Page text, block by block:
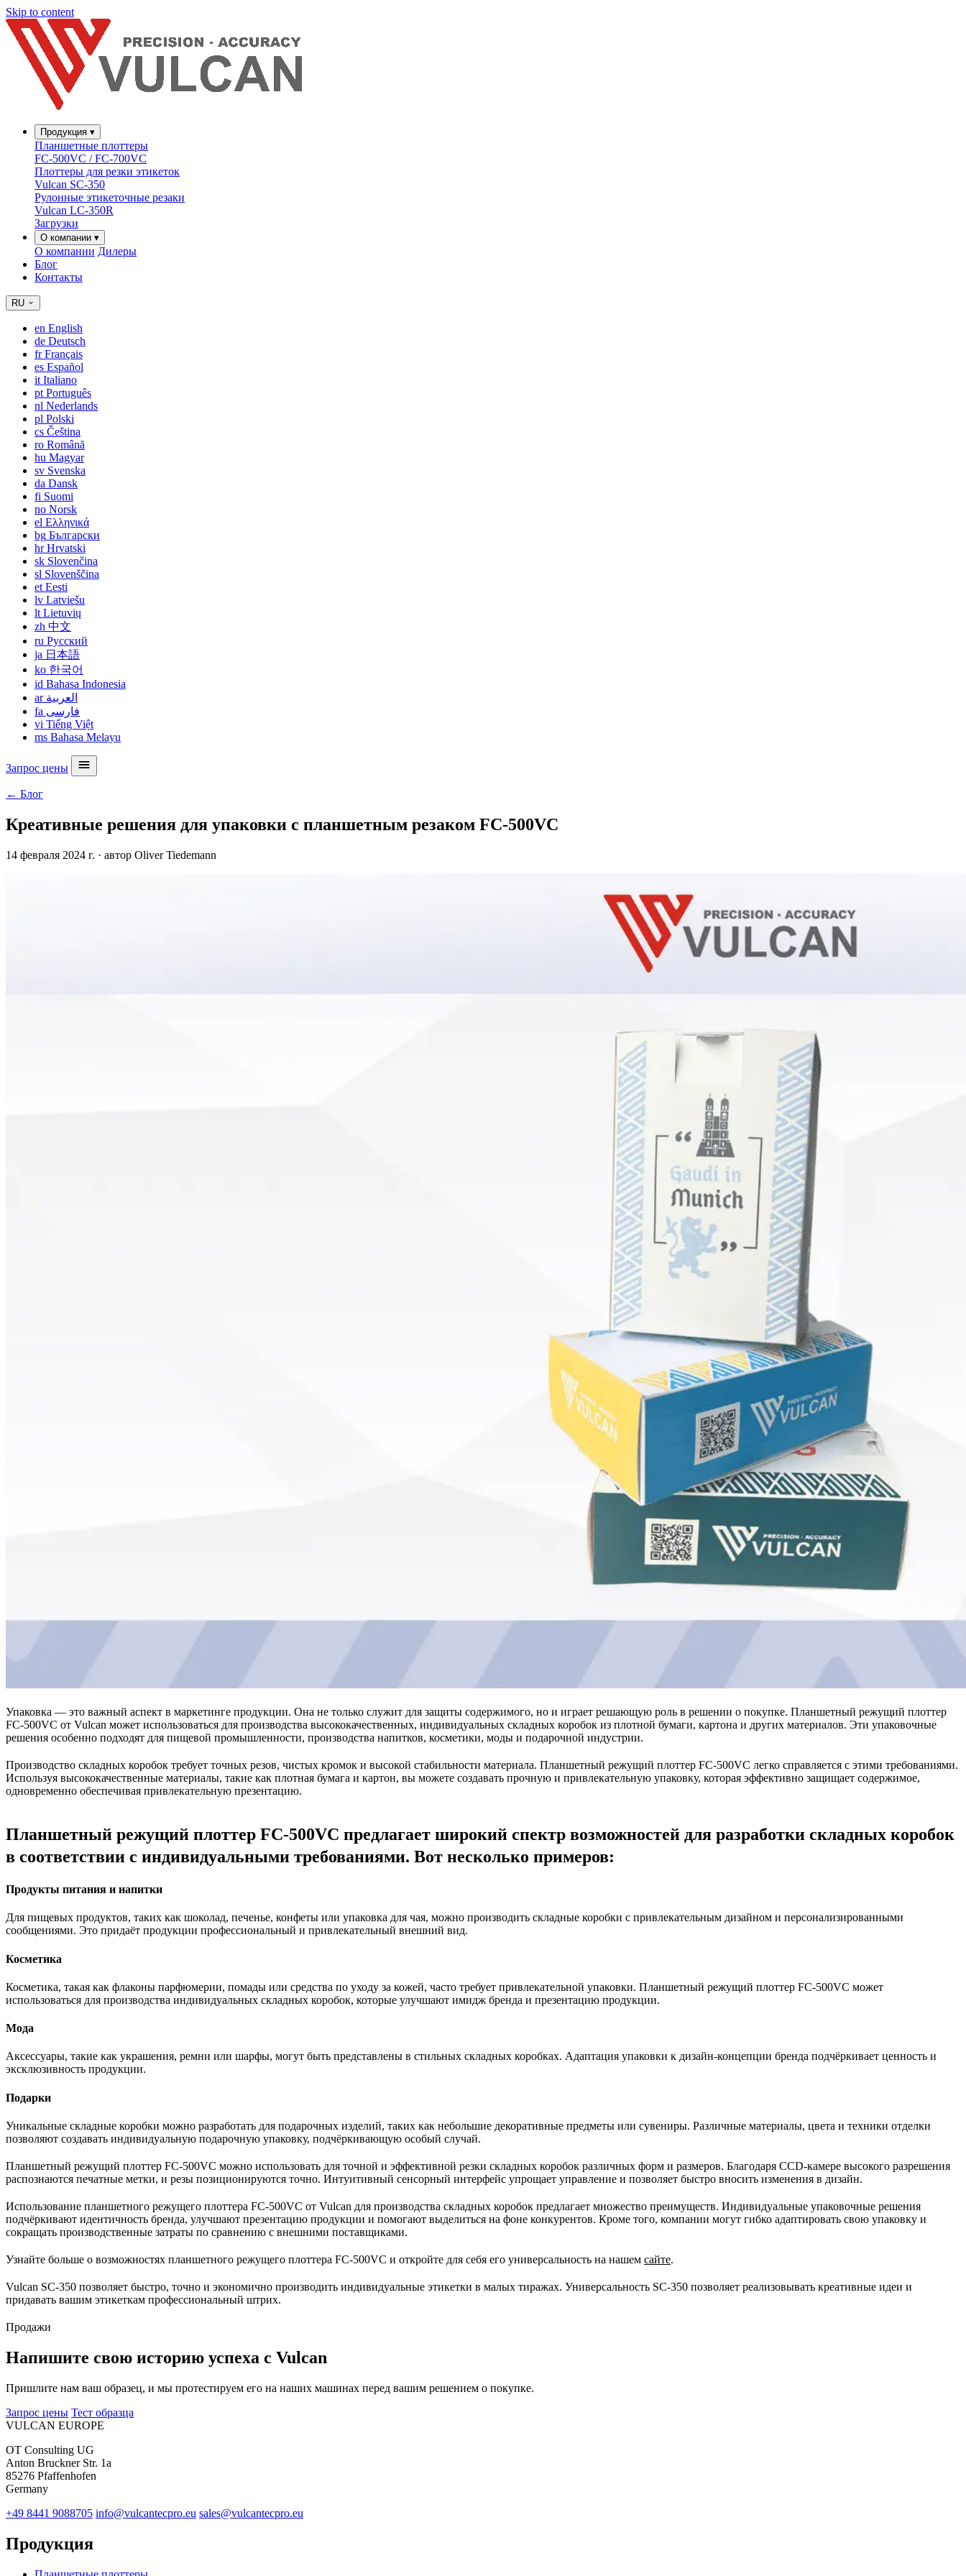
Skip to content
Продукция ▾
Планшетные плоттеры
FC-500VC / FC-700VC
Плоттеры для резки этикеток
Vulcan SC-350
Рулонные этикеточные резаки
Vulcan LC-350R
Загрузки
О компании ▾
О компании Дилеры
Блог
Контакты
RU
en English
de Deutsch
frFrançais
es Español
it Italiano
pt Português
nl Nederlands
pl Polski
cs Čeština
ro Română
hu Magyar
sv Svenska
da Dansk
fi Suomi
no Norsk
el Ελληνικά
bg Български
hrHrvatski
sk Slovenčina
sl Slovenščina
et Eesti
lv Latviešu
lt Lietuvių
zh 中文
ru Русский
ja 日本語
ko 한국어
id Bahasa Indonesia
ar العربية
fa فارسی
vi Tiếng Việt
ms Bahasa Melayu
Запрос цены
← Блог
Креативные решения для упаковки с планшетным резаком FC-500VC
14 февраля 2024 г. · автор Oliver Tiedemann
Упаковка — это важный аспект в маркетинге продукции. Она не только служит для защиты содержимого, но и играет решающую роль в решении о покупке. Планшетный режущий плоттер
FC-500VC от Vulcan может использоваться для производства высококачественных, индивидуальных складных коробок из плотной бумаги, картона и других материалов. Эти упаковочные
решения особенно подходят для пищевой промышленности, производства напитков, косметики, моды и подарочной индустрии.
Производство складных коробок требует точных резов, чистых кромок и высокой стабильности материала. Планшетный режущий плоттер FC-500VC легко справляется с этими требованиями.
Используя высококачественные материалы, такие как плотная бумага и картон, вы можете создавать прочную и привлекательную упаковку, которая эффективно защищает содержимое,
одновременно обеспечивая привлекательную презентацию.
Планшетный режущий плоттер FC-500VC предлагает широкий спектр возможностей для разработки складных коробок
в соответствии с индивидуальными требованиями. Вот несколько примеров:
Продукты питания и напитки
Для пищевых продуктов, таких как шоколад, печенье, конфеты или упаковка для чая, можно производить складные коробки с привлекательным дизайном и персонализированными
сообщениями. Это придаёт продукции профессиональный и привлекательный внешний вид.
Косметика
Косметика, такая как флаконы парфюмерии, помады или средства по уходу за кожей, часто требует привлекательной упаковки. Планшетный режущий плоттер FC-500VC может
использоваться для производства индивидуальных складных коробок, которые улучшают имидж бренда и презентацию продукции.
Мода
Аксессуары, такие как украшения, ремни или шарфы, могут быть представлены в стильных складных коробках. Адаптация упаковки к дизайн-концепции бренда подчёркивает ценность и
эксклюзивность продукции.
Подарки
Уникальные складные коробки можно разработать для подарочных изделий, таких как небольшие декоративные предметы или сувениры. Различные материалы, цвета и техники отделки
позволяют создавать индивидуальную подарочную упаковку, подчёркивающую особый случай.
Планшетный режущий плоттер FC-500VC можно использовать для точной и эффективной резки складных коробок различных форм и размеров. Благодаря CCD-камере высокого разрешения
распознаются печатные метки, и резы позиционируются точно. Интуитивный сенсорный интерфейс упрощает управление и позволяет быстро вносить изменения в дизайн.
Использование планшетного режущего плоттера FC-500VC от Vulcan для производства складных коробок предлагает множество преимуществ. Индивидуальные упаковочные решения
подчёркивают идентичность бренда, улучшают презентацию продукции и помогают выделиться на фоне конкурентов. Кроме того, компании могут гибко адаптировать свою упаковку и
сокращать производственные затраты по сравнению с внешними поставщиками.
Узнайте больше о возможностях планшетного режущего плоттера FC-500VC и откройте для себя его универсальность на нашем сайте.
Vulcan SC-350 позволяет быстро, точно и экономично производить индивидуальные этикетки в малых тиражах. Универсальность SC-350 позволяет реализовывать креативные идеи и
придавать вашим этикеткам профессиональный штрих.
Продажи
Напишите свою историю успеха с Vulcan
Пришлите нам ваш образец, и мы протестируем его на наших машинах перед вашим решением о покупке.
Запрос цены Тест образца
VULCAN EUROPE
OT Consulting UG
Anton Bruckner Str. 1a
85276 Pfaffenhofen
Germany
+49 8441 9088705 info@vulcantecpro.eu sales@vulcantecpro.eu
Продукция